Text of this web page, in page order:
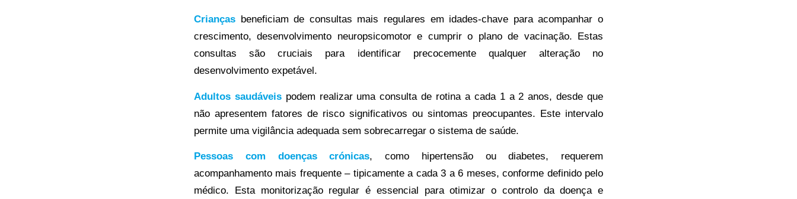
Crianças beneficiam de consultas mais regulares em idades-chave para acompanhar o
crescimento, desenvolvimento neuropsicomotor e cumprir o plano de vacinação. Estas
consultas são cruciais para identificar precocemente qualquer alteração no
desenvolvimento expetável.
Adultos saudáveispodem realizar uma consulta de rotina a cada 1 a 2 anos, desde que
não apresentem fatores de risco significativos ou sintomas preocupantes. Este intervalo
permite uma vigilância adequada sem sobrecarregar o sistema de saúde.
Pessoas com doenças crónicas, como hipertensão ou diabetes, requerem
acompanhamento mais frequente – tipicamente a cada 3 a 6 meses, conforme definido pelo
médico. Esta monitorização regular é essencial para otimizar o controlo da doença e